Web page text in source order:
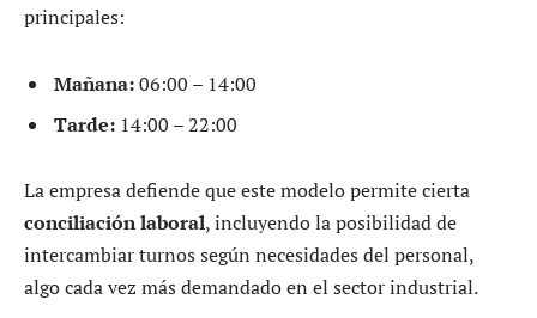
principales:
Mañana:06:00 – 14:00
Tarde: 14:00 – 22:00
La empresa defiende que este modelo permite cierta
conciliación laboral, incluyendo la posibilidad de
intercambiar turnos según necesidades del personal,
algo cada vez más demandado en el sector industrial.